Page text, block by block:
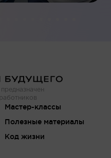
Мастер-классы
Полезные материалы
Код жизни